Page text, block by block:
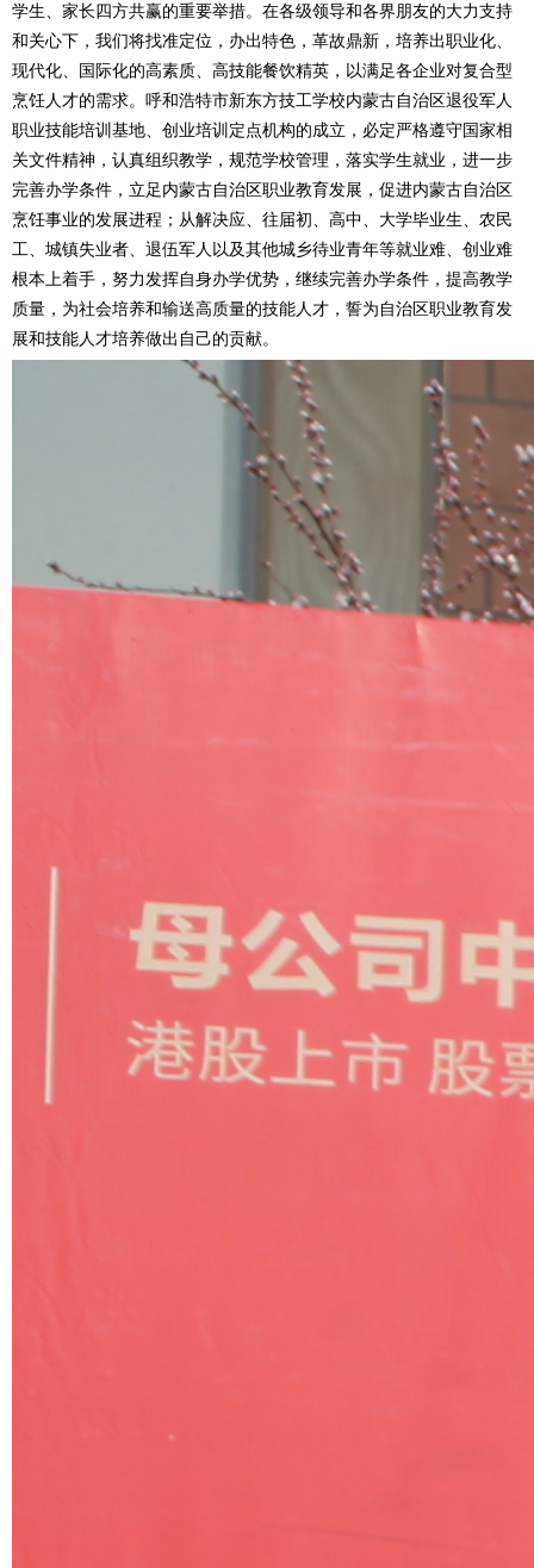
学生、家长四方共赢的重要举措。在各级领导和各界朋友的大力支持
和关心下，我们将找准定位，办出特色，革故鼎新，培养出职业化、
现代化、国际化的高素质、高技能餐饮精英，以满足各企业对复合型
烹饪人才的需求。呼和浩特市新东方技工学校内蒙古自治区退役军人
职业技能培训基地、创业培训定点机构的成立，必定严格遵守国家相
关文件精神，认真组织教学，规范学校管理，落实学生就业，进一步
完善办学条件，立足内蒙古自治区职业教育发展，促进内蒙古自治区
烹饪事业的发展进程；从解决应、往届初、高中、大学毕业生、农民
工、城镇失业者、退伍军人以及其他城乡待业青年等就业难、创业难
根本上着手，努力发挥自身办学优势，继续完善办学条件，提高教学
质量，为社会培养和输送高质量的技能人才，誓为自治区职业教育发
展和技能人才培养做出自己的贡献。